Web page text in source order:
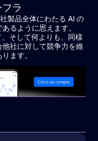
ラ
製品全体にわたる AI の
るように思えます。
そして何よりも、同様
社に対して競争力を維
ます。